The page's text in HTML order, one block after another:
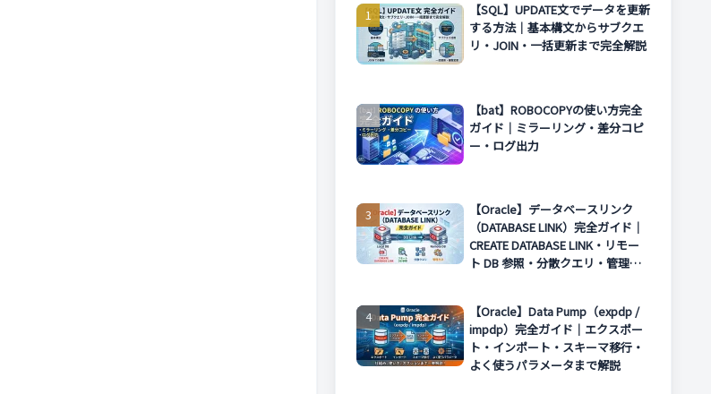
【SQL】UPDATE文でデータを更新
する方法｜基本構文からサブクエ
リ・JOIN・一括更新まで完全解説
【bat】ROBOCOPYの使い方完全
ガイド｜ミラーリング・差分コピ
ー・ログ出力
【Oracle】データベースリンク
（DATABASE LINK）完全ガイド｜
CREATE DATABASE LINK・リモー
ト DB 参照・分散クエリ・管理方
【Oracle】Data Pump（expdp /
impdp）完全ガイド｜エクスポー
ト・インポート・スキーマ移行・
よく使うパラメータまで解説